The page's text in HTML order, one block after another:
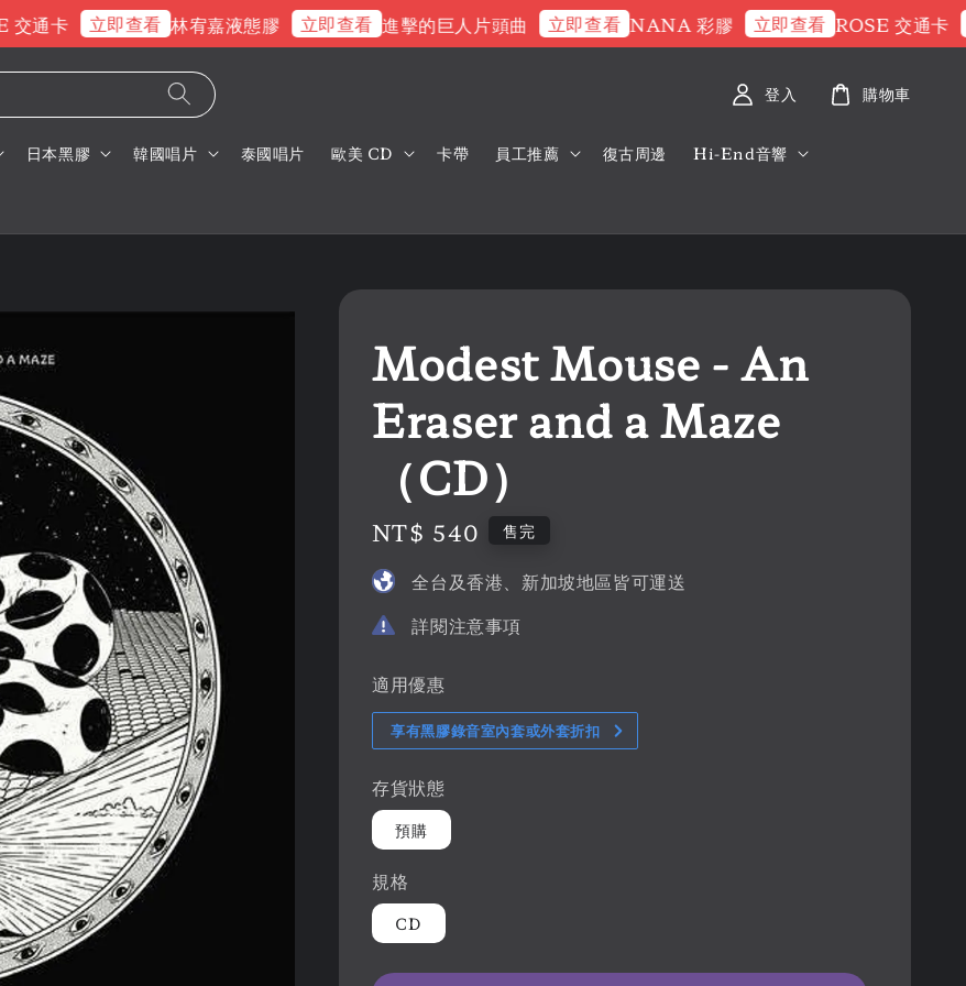
卡 立即查看 林宥嘉液態膠 立即查看 進擊的巨人片頭曲 立即查看 NANA 彩膠 立即查看 ROSE 交通卡 立
日本黑膠 韓國唱片 泰國唱片 歐美 CD 卡帶 員工推薦 復古周邊 Hi-End音響
登入 購物車
Modest Mouse - An
Eraser and a Maze
（CD）
Regular
price
NT$ 540 售完
全台及香港、新加坡地區皆可運送
詳閱注意事項
適用優惠
享有黑膠錄音室內套或外套折扣
存貨狀態
預購
規格
CD